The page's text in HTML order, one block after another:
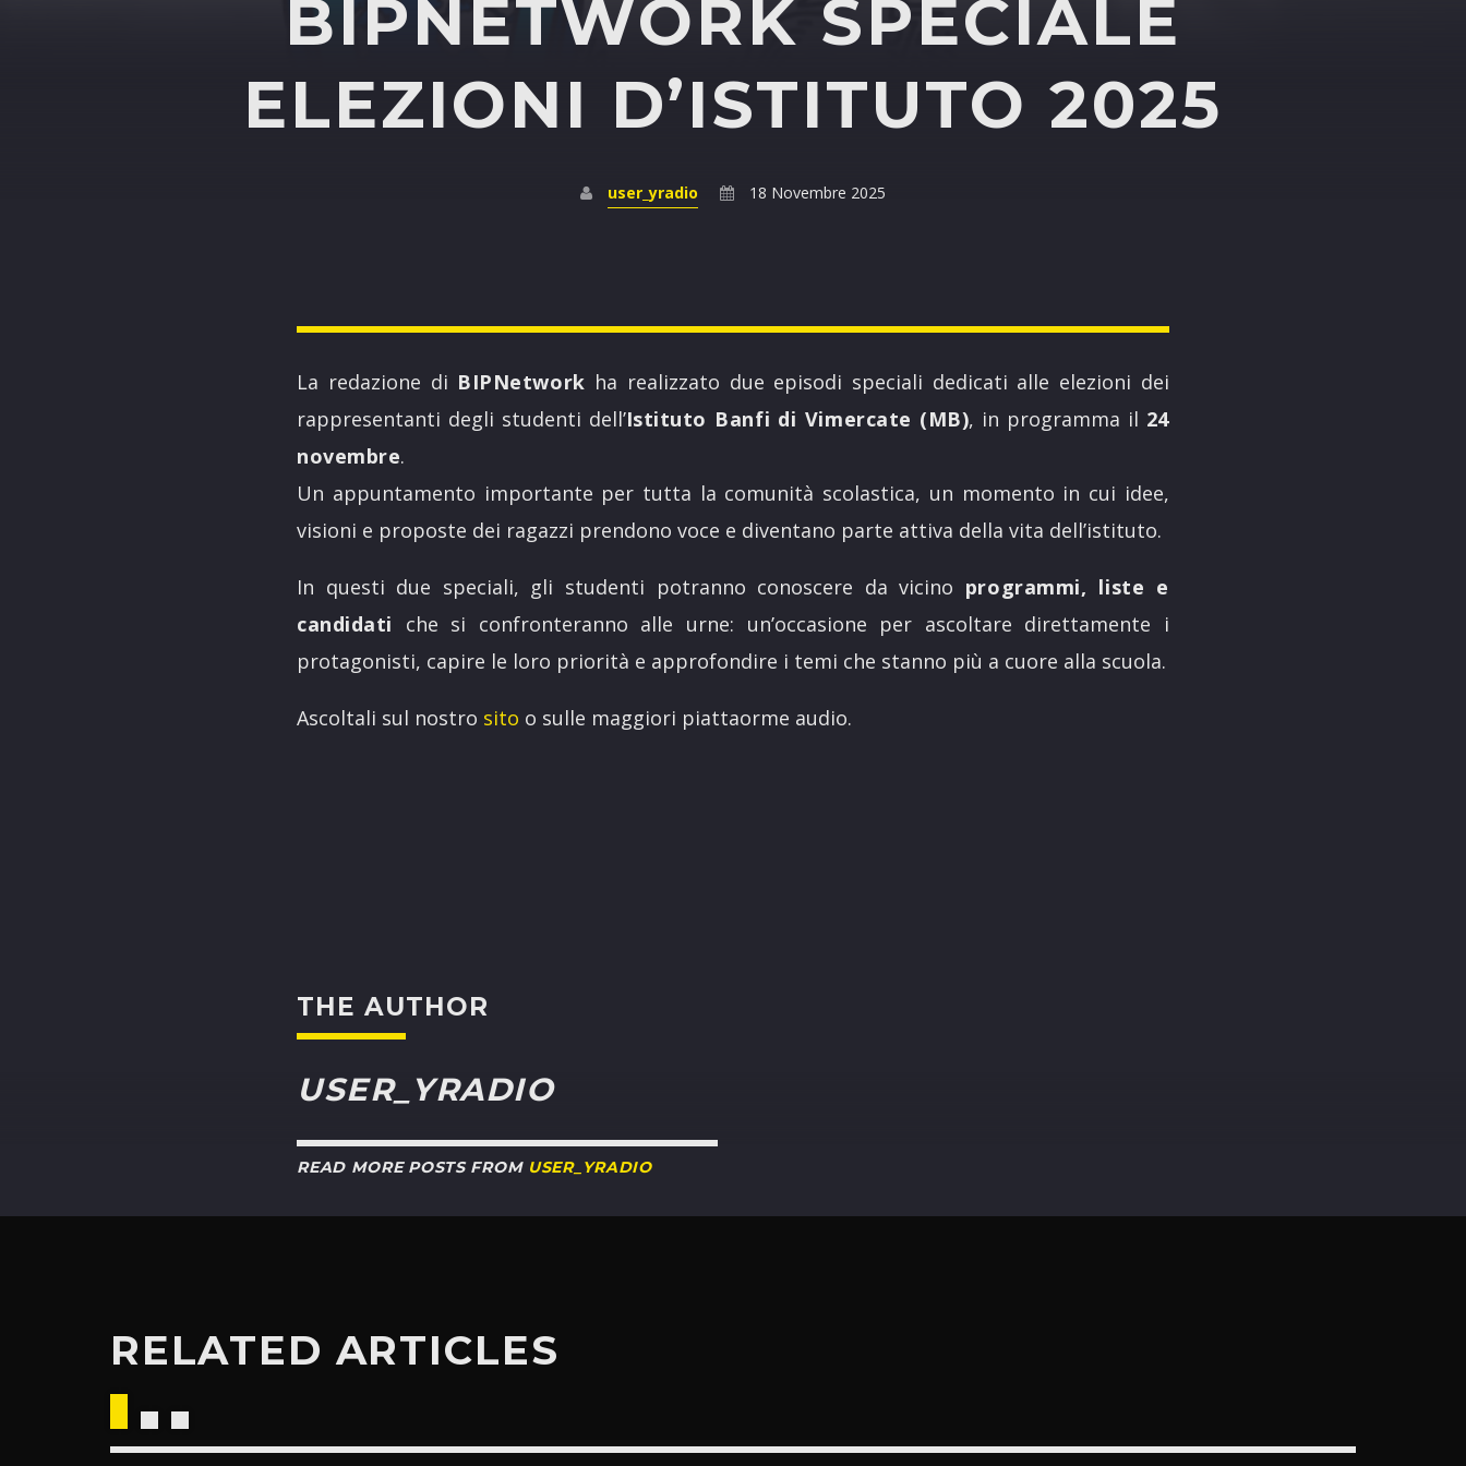
23:00 24:00
BIPNETWORK SPECIALE
ELEZIONI D’ISTITUTO 2025
user_yradio 18 Novembre 2025
La redazione di BIPNetwork ha realizzato due episodi speciali dedicati alle elezioni dei
rappresentanti degli studenti dell’Istituto Banfi di Vimercate (MB), in programma il 24
novembre.
Un appuntamento importante per tutta la comunità scolastica, un momento in cui idee,
visioni e proposte dei ragazzi prendono voce e diventano parte attiva della vita dell’istituto.
In questi due speciali, gli studenti potranno conoscere da vicino programmi, liste e
candidati che si confronteranno alle urne: un’occasione per ascoltare direttamente i
protagonisti, capire le loro priorità e approfondire i temi che stanno più a cuore alla scuola.
Ascoltali sul nostro sito o sulle maggiori piattaorme audio.
THE AUTHOR
USER_YRADIO
READ MORE POSTS FROM USER_YRADIO
RELATED ARTICLES